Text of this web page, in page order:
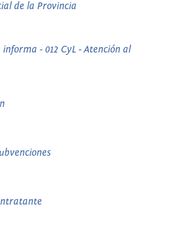
de la Provincia
- 012 CyL - Atención al